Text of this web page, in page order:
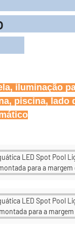
iluminação
piscina, lado